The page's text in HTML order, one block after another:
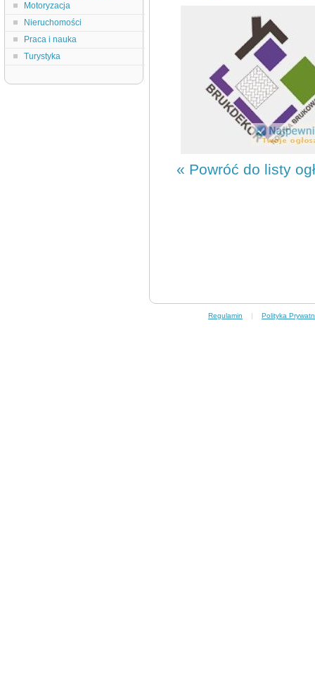
Motoryzacja
Nieruchomości
Praca i nauka
Turystyka
« Powróć do listy
Regulamin | Polityka